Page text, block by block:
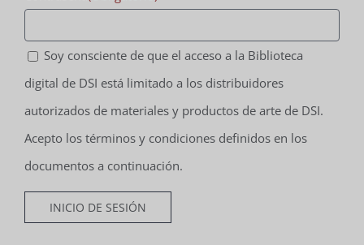
Soy consciente de que el acceso a la Biblioteca
digital de DSI está limitado a los distribuidores
autorizados de materiales y productos de arte de DSI.
Acepto los términos y condiciones definidos en los
documentos a continuación.